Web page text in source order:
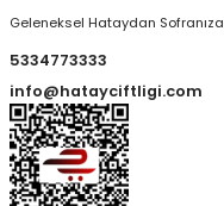
Geleneksel Hataydan Sofranıza
5334773333
info@hatayciftligi.com